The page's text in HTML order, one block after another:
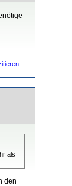
als
den